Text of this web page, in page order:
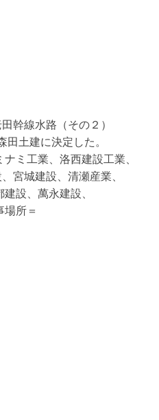
幹線水路（その２）
田土建に決定した。
ミ工業、洛西建設工業、
宮城建設、清瀬産業、
設、萬永建設、
場所＝